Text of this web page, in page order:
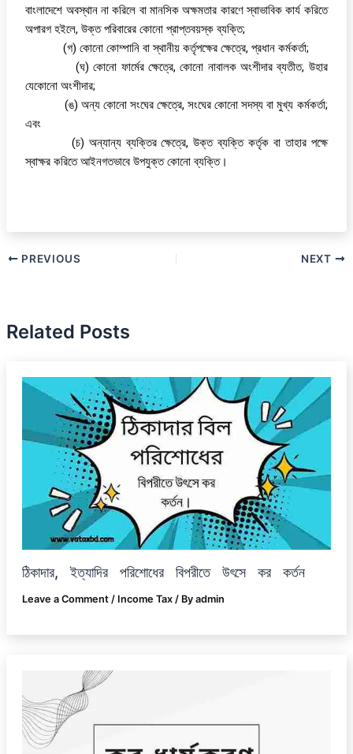
বাংলাদেশে অবস্থান না করিলে বা মানসিক অক্ষমতার কারণে স্বাভাবিক কার্য করিতে
অপারগ হইলে, উক্ত পরিবারের কোনো প্রাপ্তবয়স্ক ব্যক্তি;
(গ) কোনো কোম্পানি বা স্থানীয় কর্তৃপক্ষের ক্ষেত্রে, প্রধান কর্মকর্তা;
(ঘ) কোনো ফার্মের ক্ষেত্রে, কোনো নাবালক অংশীদার ব্যতীত, উহার
যেকোনো অংশীদার;
(ঙ) অন্য কোনো সংঘের ক্ষেত্রে, সংঘের কোনো সদস্য বা মুখ্য কর্মকর্তা;
এবং
(চ) অন্যান্য ব্যক্তির ক্ষেত্রে, উক্ত ব্যক্তি কর্তৃক বা তাহার পক্ষে
স্বাক্ষর করিতে আইনগতভাবে উপযুক্ত কোনো ব্যক্তি।
PREVIOUS NEXT
Related Posts
ঠিকাদার, ইত্যাদির পরিশোধের বিপরীতে উৎসে কর কর্তন
Leave a Comment / Income Tax/ By admin